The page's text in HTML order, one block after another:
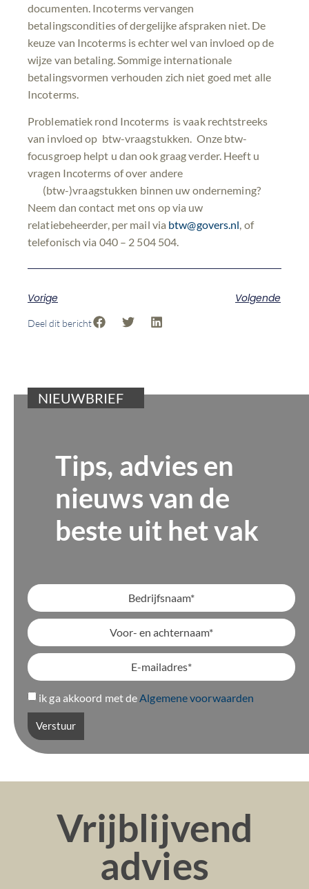
documenten. Incoterms vervangen
betalingscondities of dergelijke afspraken niet. De
keuze van Incoterms is echter wel van invloed op de
wijze van betaling. Sommige internationale
betalingsvormen verhouden zich niet goed met alle
Incoterms.
Problematiek rond Incoterms is vaak rechtstreeks
van invloed op btw-vraagstukken. Onze btw-
focusgroep helpt u dan ook graag verder. Heeft u
vragen Incoterms of over andere
(btw-)vraagstukken binnen uw onderneming?
Neem dan contact met ons op via uw
relatiebeheerder, per mail via btw@govers.nl, of
telefonisch via 040 – 2 504 504.
Vorige Volgende
Deel dit bericht
NIEUWBRIEF
Tips, advies en
nieuws van de
beste uit het vak
ik ga akkoord met deAlgemene voorwaarden
Verstuur
Vrijblijvend
advies